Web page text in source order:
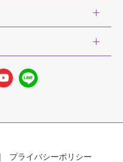
プライバシーポリシー